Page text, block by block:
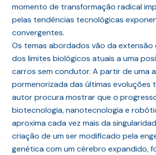
momento de transformação radical
pelas tendências tecnológicas
convergentes.
Os temas abordados vão da extensão
dos limites biológicos atuais a uma
carros sem condutor. A partir de uma
pormenorizada das últimas evoluções
autor procura mostrar que o
biotecnologia, nanotecnologia e
aproxima cada vez mais da
criação de um ser modificado pela
genética com um cérebro expandido,